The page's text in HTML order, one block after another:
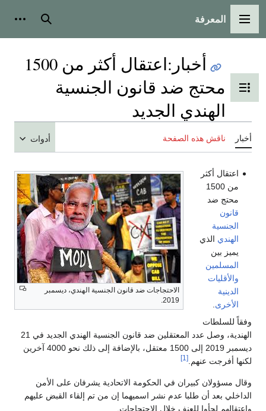
القائمة الرئيسية
المعرفة بحث
تبديل عرض جدول المحتويات
أخبار :
اعتقال أكثر من 1500
محتج ضد قانون الجنسية
الهندي الجديد
أخبار ناقش هذه الصفحة أدوات
الاحتجاجات ضد قانون الجنسية الهندي، ديسمبر
2019.
اعتقال أكثر
من 1500
محتج ضد
قانون
الجنسية
الهندي الذي
يميز بين
المسلمين
والأقليات
الدينية
الأخرى
وفقاً للسلطات
الهندية، وصل عدد المعتقلين ضد قانون الجنسية الهندي الجديد في 21
ديسمبر 2019 إلى 1500 معتقل، بالإضافة إلى ذلك نحو 4000 آخرين
لكنها أفرجت عنهم. [1]
وقال مسؤولان كبيران في الحكومة الاتحادية يشرفان على الأمن
الداخلي بعد أن طلبا عدم نشر اسميهما إن من تم إلقاء القبض عليهم
واعتقالهم لجأوا للعنف خلال الاحتجاجات.